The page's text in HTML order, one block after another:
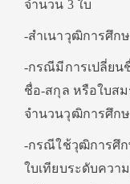
จำนวน 3 ใบ
-สำเนาวุฒิการศึก
-กรณีมีการเปลี่ยน
ชื่อ-สกุล หรือใบส
จำนวนวุฒิการศึก
-กรณีใช้วุฒิการศึก
ใบเทียบระดับควา